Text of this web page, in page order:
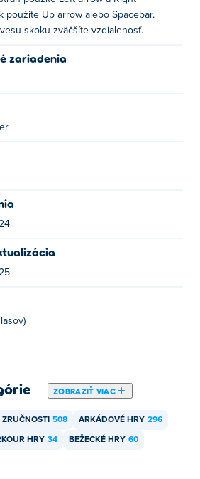
použite Up arrow alebo Spacebar.
skoku zväčšíte vzdialenosť.
zariadenia
ZOBRAZIŤ VIAC
ZRUČNOSTI 508 ARKÁDOVÉ HRY 296
HRY 34 BEŽECKÉ HRY 60